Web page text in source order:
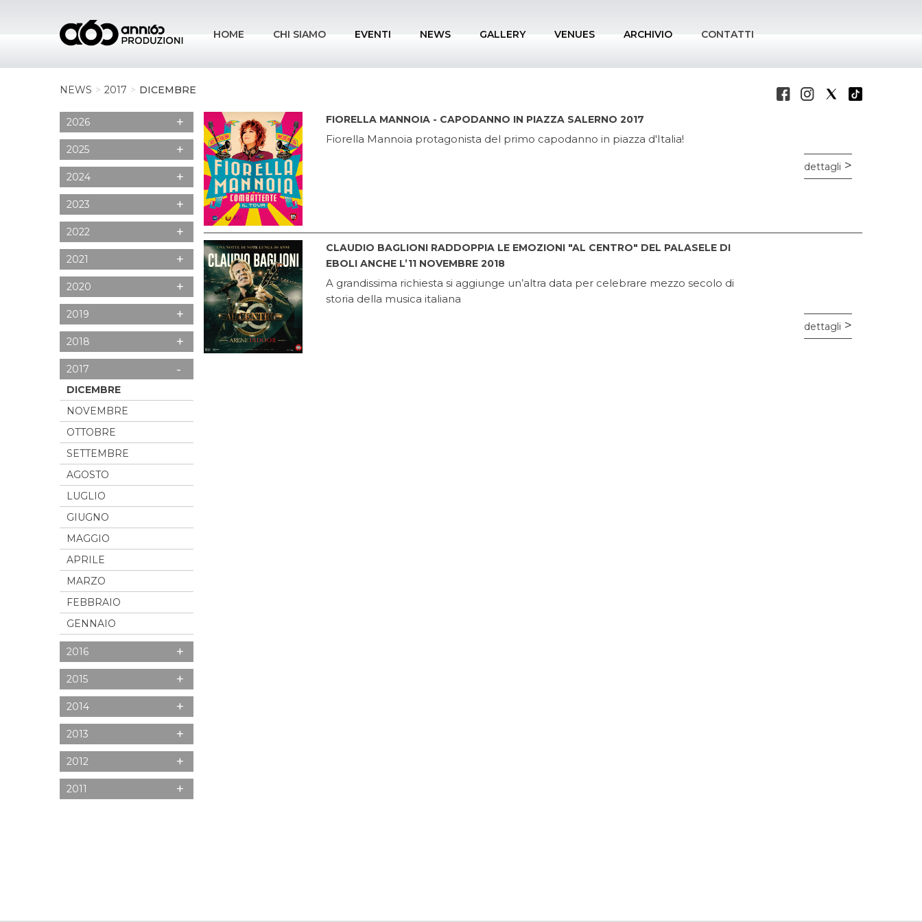
HOME CHI SIAMO EVENTI NEWS GALLERY VENUES ARCHIVIO CONTATTI
NEWS 2017 DICEMBRE
2026 +
2025 +
2024 +
2023 +
2022 +
2021 +
2020 +
2019 +
2018 +
2017 -
DICEMBRE
NOVEMBRE
OTTOBRE
SETTEMBRE
AGOSTO
LUGLIO
GIUGNO
MAGGIO
APRILE
MARZO
FEBBRAIO
GENNAIO
2016 +
2015 +
2014 +
2013 +
2012 +
2011 +
FIORELLA MANNOIA - CAPODANNO IN PIAZZA SALERNO 2017
Fiorella Mannoia protagonista del primo capodanno in piazza d'Italia!
dettagli
CLAUDIO BAGLIONI RADDOPPIA LE EMOZIONI "AL CENTRO" DEL PALASELE DI
EBOLI ANCHE L’11 NOVEMBRE 2018
A grandissima richiesta si aggiunge un’altra data per celebrare mezzo secolo di
storia della musica italiana
dettagli